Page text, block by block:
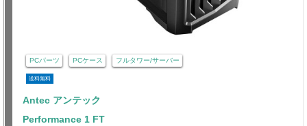
PCパーツ PCケース フルタワー/サーバー
送料無料
Antec アンテック
Performance 1 FT